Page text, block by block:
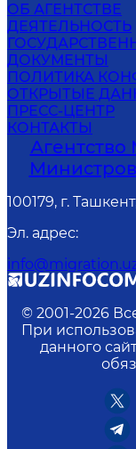
ОБ АГЕНТСТВЕ
ДЕЯТЕЛЬНОСТЬ
ДОКУМЕНТЫ
ПОЛИТИКА
ОТКРЫТЫЕ
ПРЕСС-ЦЕНТР
КОНТАКТЫ
100179, г.
Эл. адрес:
© 2001-2026
При
данного